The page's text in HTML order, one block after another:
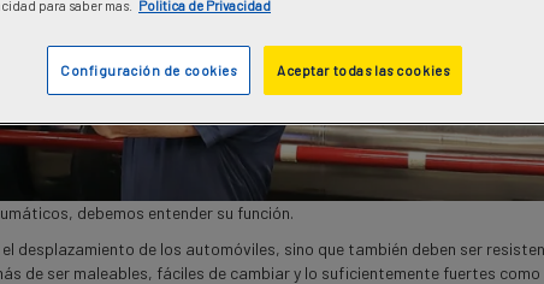
debemos entender su función.
desplazamiento de los automóviles, sino que también deben ser
de ser maleables, fáciles de cambiar y lo suficientemente fuertes como
para saber mas.
Politica de Privacidad
Aceptar todas las cookies
Configuración de cookies